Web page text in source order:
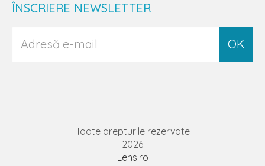
ÎNSCRIERE NEWSLETTER
OK
Toate drepturile rezervate
2026
Lens.ro